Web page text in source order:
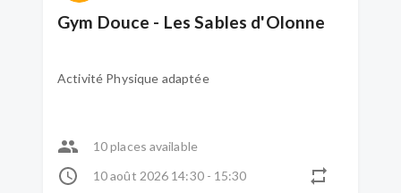
Gym Douce - Les Sables d'Olonne
Activité Physique adaptée
10 places available
10 août 2026 14:30 - 15:30